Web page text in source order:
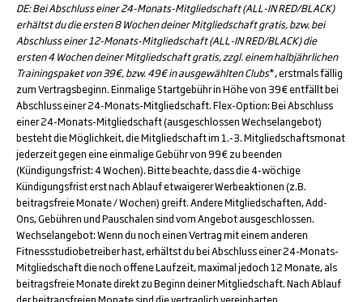
DE: Bei Abschluss einer 24-Monats-Mitgliedschaft (ALL-IN RED/BLACK)
erhältst du die ersten 8 Wochen deiner Mitgliedschaft gratis, bzw. bei
Abschluss einer 12-Monats-Mitgliedschaft (ALL-IN RED/BLACK) die
ersten 4 Wochen deiner Mitgliedschaft gratis, zzgl. einem halbjährlichen
Trainingspaket von 39€, bzw. 49€ in ausgewählten Clubs*, erstmals fällig
zum Vertragsbeginn. Einmalige Startgebühr in Höhe von 39€ entfällt bei
Abschluss einer 24-Monats-Mitgliedschaft. Flex-Option: Bei Abschluss
einer 24-Monats-Mitgliedschaft (ausgeschlossen Wechselangebot)
besteht die Möglichkeit, die Mitgliedschaft im 1.-3. Mitgliedschaftsmonat
jederzeit gegen eine einmalige Gebühr von 99€ zu beenden
(Kündigungsfrist: 4 Wochen). Bitte beachte, dass die 4-wöchige
Kündigungsfrist erst nach Ablauf etwaigerer Werbeaktionen (z.B.
beitragsfreie Monate / Wochen) greift. Andere Mitgliedschaften, Add-
Ons, Gebühren und Pauschalen sind vom Angebot ausgeschlossen.
Wechselangebot: Wenn du noch einen Vertrag mit einem anderen
Fitnessstudiobetreiber hast, erhältst du bei Abschluss einer 24-Monats-
Mitgliedschaft die noch offene Laufzeit, maximal jedoch 12 Monate, als
beitragsfreie Monate direkt zu Beginn deiner Mitgliedschaft. Nach Ablauf